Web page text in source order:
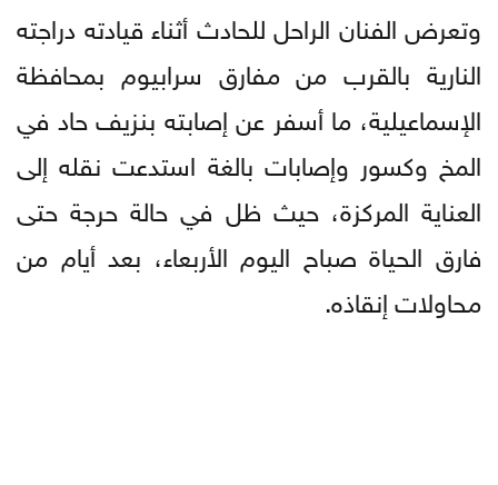
وتعرض الفنان الراحل للحادث أثناء قيادته دراجته
النارية بالقرب من مفارق سرابيوم بمحافظة
الإسماعيلية، ما أسفر عن إصابته بنزيف حاد في
المخ وكسور وإصابات بالغة استدعت نقله إلى
العناية المركزة، حيث ظل في حالة حرجة حتى
فارق الحياة صباح اليوم الأربعاء، بعد أيام من
محاولات إنقاذه.